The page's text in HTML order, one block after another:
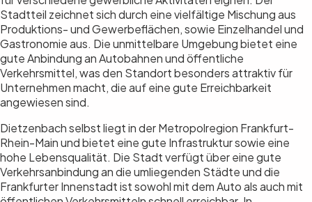
Stadtteil zeichnet sich durch eine vielfältige Mischung aus
Produktions- und Gewerbeflächen, sowie Einzelhandel und
Gastronomie aus. Die unmittelbare Umgebung bietet eine
gute Anbindung an Autobahnen und öffentliche
Verkehrsmittel, was den Standort besonders attraktiv für
Unternehmen macht, die auf eine gute Erreichbarkeit
angewiesen sind.
Dietzenbach selbst liegt in der Metropolregion Frankfurt-
Rhein-Main und bietet eine gute Infrastruktur sowie eine
hohe Lebensqualität. Die Stadt verfügt über eine gute
Verkehrsanbindung an die umliegenden Städte und die
Frankfurter Innenstadt ist sowohl mit dem Auto als auch mit